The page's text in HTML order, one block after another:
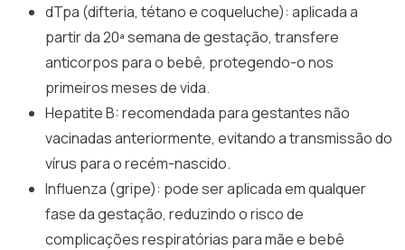
dTpa (difteria, tétano e coqueluche): aplicada a
partir da 20ª semana de gestação, transfere
anticorpos para o bebê, protegendo-o nos
primeiros meses de vida.
Hepatite B: recomendada para gestantes não
vacinadas anteriormente, evitando a transmissão do
vírus para o recém-nascido.
Influenza (gripe): pode ser aplicada em qualquer
fase da gestação, reduzindo o risco de
complicações respiratórias para mãe e bebê